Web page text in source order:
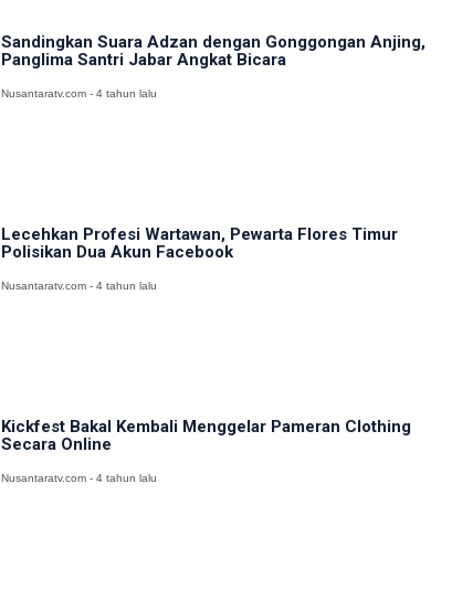
Sandingkan Suara Adzan dengan Gonggongan Anjing,
Panglima Santri Jabar Angkat Bicara
Nusantaratv.com - 4 tahun lalu
Lecehkan Profesi Wartawan, Pewarta Flores Timur
Polisikan Dua Akun Facebook
Nusantaratv.com - 4 tahun lalu
Kickfest Bakal Kembali Menggelar Pameran Clothing
Secara Online
Nusantaratv.com - 4 tahun lalu